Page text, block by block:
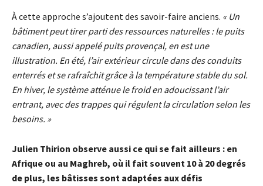
À cette approche s’ajoutent des savoir-faire anciens. « Un
bâtiment peut tirer parti des ressources naturelles : le puits
canadien, aussi appelé puits provençal, en est une
illustration. En été, l’air extérieur circule dans des conduits
enterrés et se rafraîchit grâce à la température stable du sol.
En hiver, le système atténue le froid en adoucissant l’air
entrant, avec des trappes qui régulent la circulation selon les
besoins. »
Julien Thirion observe aussi ce qui se fait ailleurs : en
Afrique ou au Maghreb, où il fait souvent 10 à 20 degrés
de plus, les bâtisses sont adaptées aux défis